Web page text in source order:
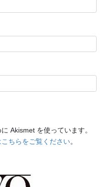
Akismet を使っています。
ちらをご覧ください。